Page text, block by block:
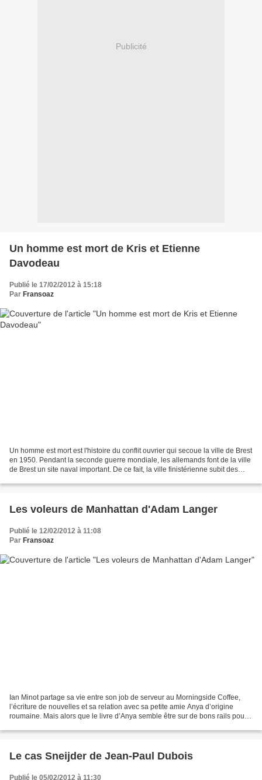
Publicité
Un homme est mort de Kris et Etienne
Davodeau
Publié le 17/02/2012 à 15:18
Par Fransoaz
Un homme est mort est l'histoire du conflit ouvrier qui secoue la ville de Brest
en 1950. Pendant la seconde guerre mondiale, les allemands font de la ville
de Brest un site naval important. De ce fait, la ville finistérienne subit des
Les voleurs de Manhattan d'Adam Langer
Publié le 12/02/2012 à 11:08
Par Fransoaz
Ian Minot partage sa vie entre son job de serveur au Morningside Coffee,
l’écriture de nouvelles et sa relation avec sa petite amie Anya d’origine
roumaine. Mais alors que le livre d’Anya semble être sur de bons rails pour
Le cas Sneijder de Jean-Paul Dubois
Publié le 05/02/2012 à 11:30